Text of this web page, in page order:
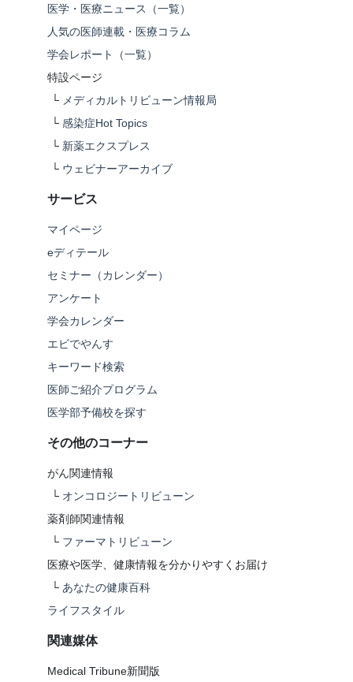
医学・医療ニュース（一覧）
人気の医師連載・医療コラム
学会レポート（一覧）
特設ページ
└ メディカルトリビューン情報局
└ 感染症Hot Topics
└ 新薬エクスプレス
└ ウェビナーアーカイブ
サービス
マイページ
eディテール
セミナー（カレンダー）
アンケート
学会カレンダー
エビでやんす
キーワード検索
医師ご紹介プログラム
医学部予備校を探す
その他のコーナー
がん関連情報
└ オンコロジートリビューン
薬剤師関連情報
└ ファーマトリビューン
医療や医学、健康情報を分かりやすくお届け
└ あなたの健康百科
ライフスタイル
関連媒体
Medical Tribune新聞版